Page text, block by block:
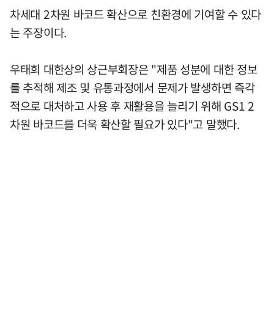
차세대 2차원 바코드 확산으로 친환경에 기여할 수 있다
는 주장이다.
우태희 대한상의 상근부회장은 "제품 성분에 대한 정보
를 추적해 제조 및 유통과정에서 문제가 발생하면 즉각
적으로 대처하고 사용 후 재활용을 늘리기 위해 GS1 2
차원 바코드를 더욱 확산할 필요가 있다"고 말했다.